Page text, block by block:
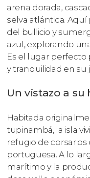
arena dorada,
selva atlántica.
del bullicio y
azul, explorando
Es el lugar perfecto
y tranquilidad en su
Un vistazo a su
Habitada
tupinambá, la isla
refugio de corsarios
portuguesa. A lo
marítimo y la